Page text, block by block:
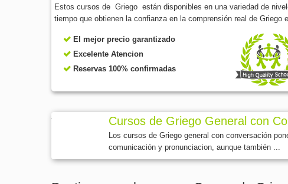
Estos cursos de Griego están disponibles en una variedad de
tiempo que obtienen la confianza en la comprensión real de Griego
El mejor precio garantizado
Excelente Atencion
Reservas 100% confirmadas
Cursos de Griego General con
Los cursos de Griego general con conversación
comunicación y pronunciacion, aunque también ...